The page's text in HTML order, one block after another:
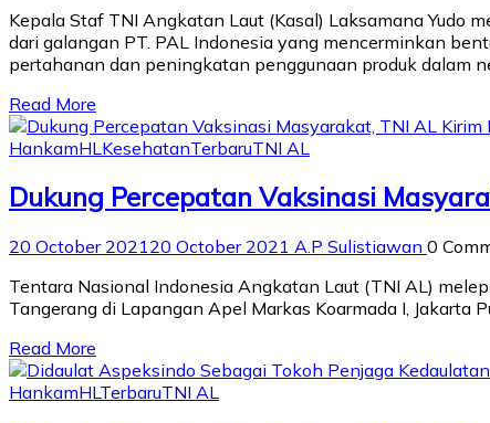
Kepala Staf TNI Angkatan Laut (Kasal) Laksamana Yudo
dari galangan PT. PAL Indonesia yang mencerminkan
pertahanan dan peningkatan penggunaan produk dalam
Read More
HankamHL KesehatanTerbaruTNI AL
Dukung Percepatan Vaksinasi
20 October 202120 October 2021 A.P Sulistiawan 0
Tentara Nasional Indonesia Angkatan Laut (TNI AL)
Tangerang di Lapangan Apel Markas Koarmada I, Jakarta
Read More
HankamHLTerbaruTNI AL